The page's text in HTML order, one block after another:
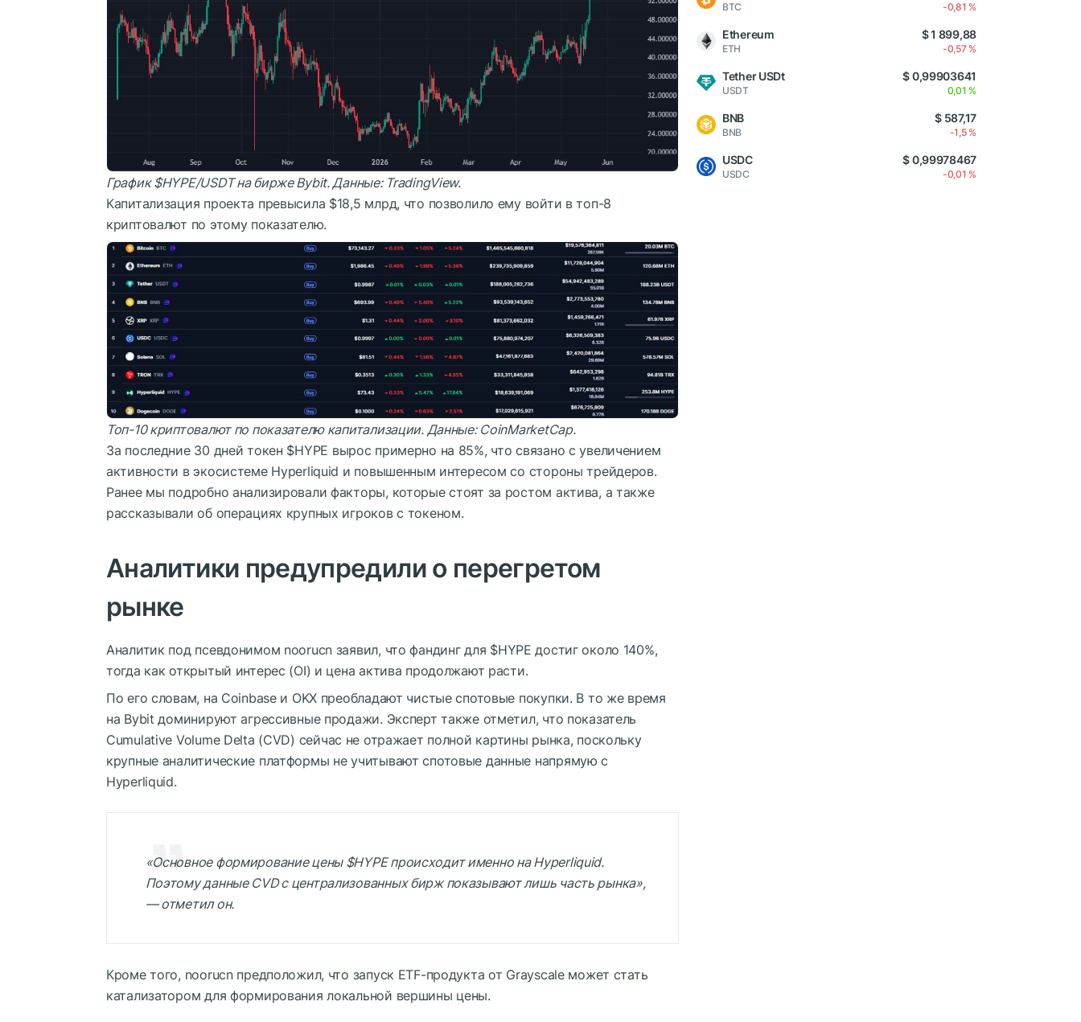
График$HYPE/USDT на бирже Bybit. Данные: TradingView.
Капитализация проекта превысила $18,5 млрд, что позволило ему войти в топ-8
криптовалют по этому показателю.
Топ-10 криптовалют по показателю капитализации. Данные: CoinMarketCap.
За последние 30 дней токен $HYPE вырос примерно на 85%, что связано с увеличением
активности в экосистеме Hyperliquid и повышенным интересом со стороны трейдеров.
Ранее мы подробно анализировали факторы, которые стоят за ростом актива, а также
рассказывали об операциях крупных игроков с токеном.
Аналитики предупредили о перегретом
рынке
Аналитик под псевдонимом noorucn заявил, чтофандингдля $HYPE достиг около 140%,
тогда как открытый интерес (OI) и цена актива продолжают расти.
По его словам, на Coinbase и OKX преобладают чистые спотовые покупки. В то же время
на Bybit доминируют агрессивные продажи. Эксперт также отметил, что показатель
Cumulative Volume Delta (CVD) сейчас не отражает полной картины рынка, поскольку
крупные аналитические платформы не учитывают спотовые данные напрямую с
Hyperliquid.
«Основное формирование цены $HYPEпроисходит именно на Hyperliquid.
Поэтому данные CVD с централизованных бирж показывают лишь часть рынка»,
— отметил он.
Кроме того, noorucn предположил, что запуск ETF-продукта от Grayscale может стать
катализатором для формирования локальной вершины цены.
BTC -0,81 %
Ethereum
ETH
$ 1 899,88
-0,57 %
Tether USDt
USDT
$ 0,99903641
0,01 %
BNB
BNB
$ 587,17
-1,5 %
USDC
USDC
$ 0,99978467
-0,01 %